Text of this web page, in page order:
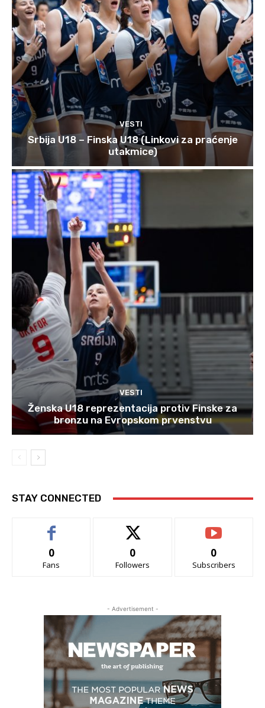
VESTI
Srbija U18 – Finska U18 (Linkovi za praćenje
utakmice)
VESTI
Ženska U18 reprezentacija protiv Finske za
bronzu na Evropskom prvenstvu
STAY CONNECTED
0
Fans
0
Followers
0
Subscribers
- Advertisement -